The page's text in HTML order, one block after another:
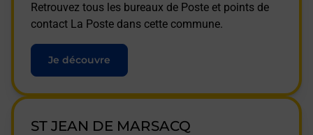
Retrouvez tous les bureaux de Poste et points de
contact La Poste dans cette commune.
Je découvre
ST JEAN DE MARSACQ